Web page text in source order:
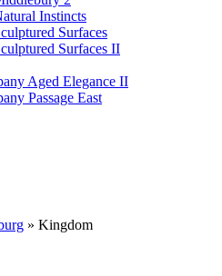
Instincts
Surfaces
Surfaces II
Aged Elegance II
Passage East
» Kingdom